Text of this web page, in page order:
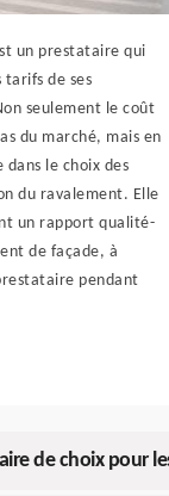
un prestataire qui
tarifs de ses
seulement le coût
du marché, mais en
dans le choix des
du ravalement. Elle
un rapport qualité-
de façade, à
pendant
de choix pour